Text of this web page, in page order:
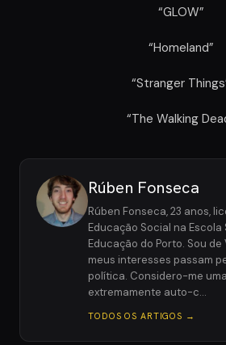
“GLOW”
“Homeland”
“Stranger
“The Walking
Rúben Fonseca
Rúben Fonseca, 23 anos,
Educação Social na Escola
Educação do Porto. Sou de
meus interesses passam
política. Considero-me
extremamente auto-c…
TODOS OS ARTIGOS →